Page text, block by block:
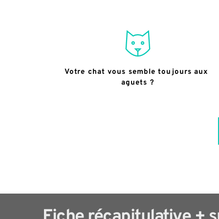
Votre chat vous semble toujours aux
aguets ?